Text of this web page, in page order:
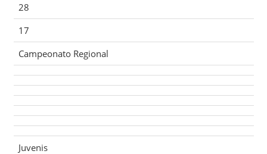
28
17
Campeonato Regional
Juvenis